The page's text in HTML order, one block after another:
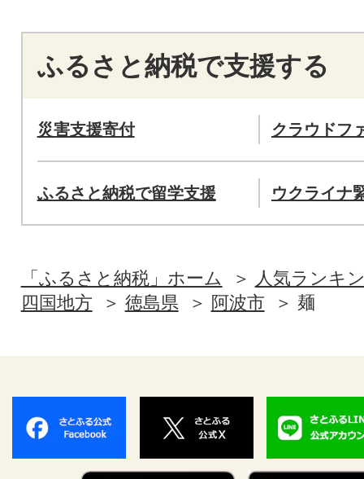
ふるさと納税で支援する
災害支援寄付 クラウドフ
ふるさと納税で留学支援 ウクライナ
「ふるさと納税」ホーム
人気ランキ
四国地方
徳島県 阿波市 麺